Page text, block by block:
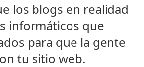
los blogs en realidad
informáticos que
para que la gente
tu sitio web.